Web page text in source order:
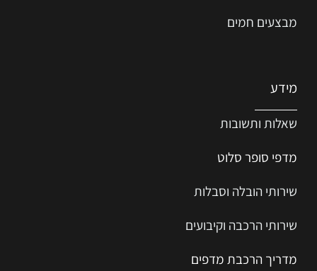
מבצעים חמים
מידע
שאלות ותשובות
מדפי סופר סלוט
שירותי הובלה וסבלות
שירותי הרכבה וקיבועים
מדריך הרכבת מדפים